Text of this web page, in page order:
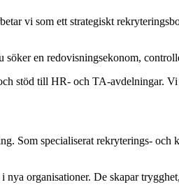
vi som ett strategiskt
en redovisningsekonom,
stöd till HR- och TA-avdelningar.
Som specialiserat rekryterings-
organisationer. De skapar